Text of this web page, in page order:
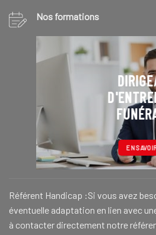
Nos formations
EN
Référent Handicap :Si vous avez
éventuelle adaptation en lien avec
à contacter directement notre